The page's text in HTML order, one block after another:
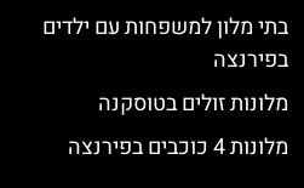
בתי מלון למשפחות עם ילדים
בפירנצה
מלונות זולים בטוסקנה
מלונות 4 כוכבים בפירנצה